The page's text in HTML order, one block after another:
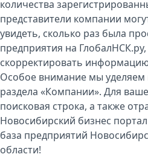
количества
представители компании
увидеть, сколько раз была
предприятия на
скорректировать
Особое внимание мы
раздела «Компании». Для
поисковая строка, а также
Новосибирский бизнес портал
база предприятий
области!